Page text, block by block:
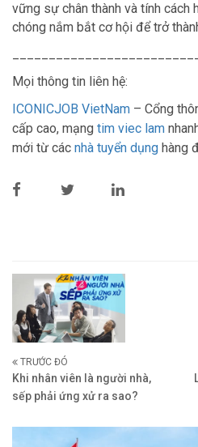
vững sự chân thành và tính cách
chóng nắm bắt cơ hội để trở
Mọi thông tin liên hệ:
ICONICJOB VietNam – Cổng
cấp cao, mạng tim viec lam
mới từ các nhà tuyển dụng hàng
TRƯỚC ĐÓ
Khi nhân viên là người nhà,
sếp phải ứng xử ra sao?